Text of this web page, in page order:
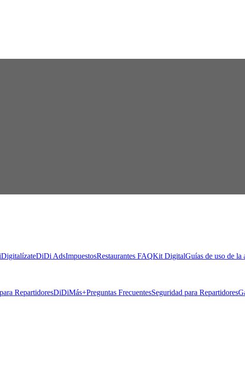
DiDi AdsImpuestosRestaurantes FAQKit DigitalGuías de uso de la
RepartidoresDiDiMás+Preguntas FrecuentesSeguridad para Repartidores